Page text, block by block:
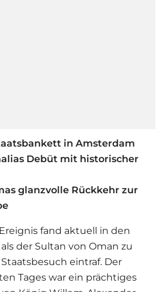
in Amsterdam
Debüt mit historischer
glanzvolle Rückkehr zur
fand aktuell in den
der Sultan von Oman zu
eintraf. Der
Tages war ein prächtiges